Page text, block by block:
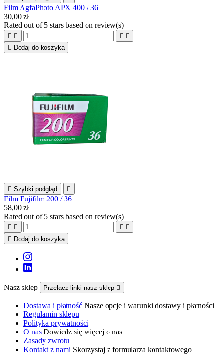
Film AgfaPhoto APX 400 / 36
30,00 zł
Rated out of 5 stars based on review(s)
   
 Dodaj do koszyka
 Szybki podgląd 
Film Fujifilm 200 / 36
58,00 zł
Rated out of 5 stars based on review(s)
   
 Dodaj do koszyka
Nasz sklep Przełącz linki nasz sklep 
Dostawa i płatność Nasze opcje i warunki dostawy i płatności
Regulamin sklepu
Polityka prywatności
O nas Dowiedz się więcej o nas
Zasady zwrotu
Kontakt z nami Skorzystaj z formularza kontaktowego